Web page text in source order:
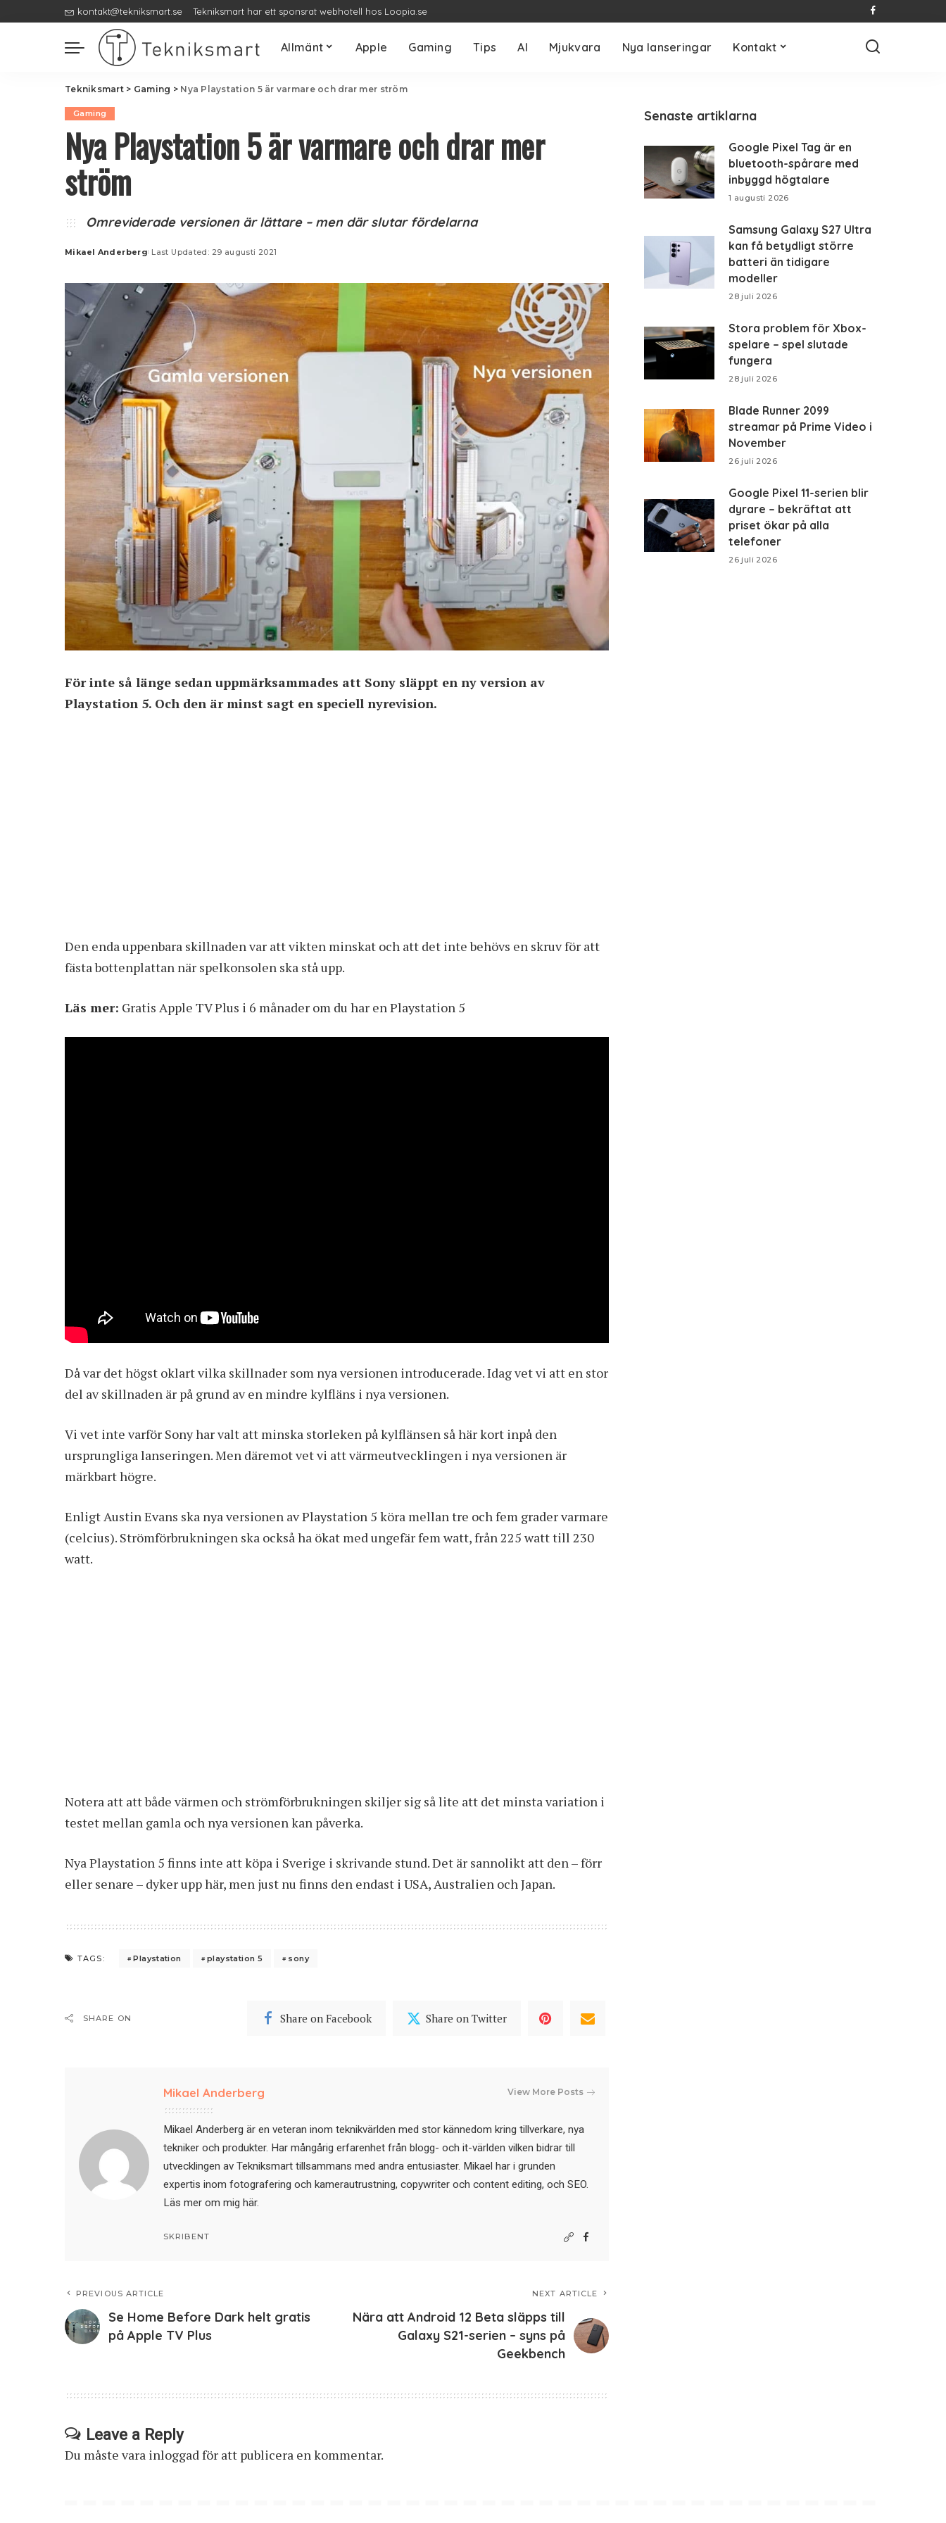
kontakt@tekniksmart.se Tekniksmart har ett sponsrat webhotell hos Loopia.se
Allmänt Apple Gaming Tips AI Mjukvara Nya lanseringar Kontakt
Tekniksmart> Gaming > Nya Playstation 5 är varmare och drar mer ström
Gaming
Nya Playstation 5 är varmare och drar mer
ström
Omreviderade versionen är lättare – men där slutar fördelarna
Posted
Mikael Anderberg Last Updated: 29 augusti 2021
För inte så länge sedan uppmärksammades att Sony släppt en ny version av
Playstation 5. Och den är minst sagt en speciell nyrevision.
Den enda uppenbara skillnaden var att vikten minskat och att det inte behövs en skruv för att
fästa bottenplattan när spelkonsolen ska stå upp.
Läs mer: Gratis Apple TV Plus i 6 månader om du har en Playstation 5
Då var det högst oklart vilka skillnader som nya versionen introducerade. Idag vet vi att en stor
del av skillnaden är på grund av en mindre kylfläns i nya versionen.
Vi vet inte varför Sony har valt att minska storleken på kylflänsen så här kort inpå den
ursprungliga lanseringen. Men däremot vet vi att värmeutvecklingen i nya versionen är
märkbart högre.
Enligt Austin Evans ska nya versionen av Playstation 5 köra mellan tre och fem grader varmare
(celcius). Strömförbrukningen ska också ha ökat med ungefär fem watt, från 225 watt till 230
watt.
Notera att att både värmen och strömförbrukningen skiljer sig så lite att det minsta variation i
testet mellan gamla och nya versionen kan påverka.
Nya Playstation 5 finns inte att köpa i Sverige i skrivande stund. Det är sannolikt att den – förr
eller senare – dyker upp här, men just nu finns den endast i USA, Australien och Japan.
TAGS: Playstation playstation 5 sony
SHARE ON Share on Facebook Share on Twitter
Mikael Anderberg View More Posts
Mikael Anderberg är en veteran inom teknikvärlden med stor kännedom kring tillverkare, nya
tekniker och produkter. Har mångårig erfarenhet från blogg- och it-världen vilken bidrar till
utvecklingen av Tekniksmart tillsammans med andra entusiaster. Mikael har i grunden
expertis inom fotografering och kamerautrustning, copywriter och content editing, och SEO.
Läs mer om mig här.
SKRIBENT
PREVIOUS ARTICLE
Se Home Before Dark helt gratis
på Apple TV Plus
NEXT ARTICLE
Nära att Android 12 Beta släpps till
Galaxy S21-serien – syns på
Geekbench
Leave a Reply
Du måste vara inloggadför att publicera en kommentar.
Senaste artiklarna
Google Pixel Tag är en
bluetooth-spårare med
inbyggd högtalare
1 augusti 2026
Samsung Galaxy S27 Ultra
kan få betydligt större
batteri än tidigare
modeller
28 juli 2026
Stora problem för Xbox-
spelare – spel slutade
fungera
28 juli 2026
Blade Runner 2099
streamar på Prime Video i
November
26 juli 2026
Google Pixel 11-serien blir
dyrare – bekräftat att
priset ökar på alla
telefoner
26 juli 2026